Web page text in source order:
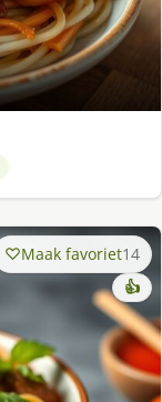
Maak favoriet14
👍